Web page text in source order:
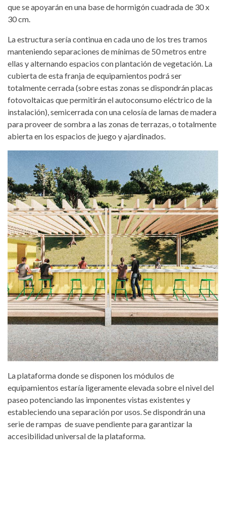
que se apoyarán en una base de hormigón cuadrada de 30 x
30 cm.
La estructura sería continua en cada uno de los tres tramos
manteniendo separaciones de mínimas de 50 metros entre
ellas y alternando espacios con plantación de vegetación. La
cubierta de esta franja de equipamientos podrá ser
totalmente cerrada (sobre estas zonas se dispondrán placas
fotovoltaicas que permitirán el autoconsumo eléctrico de la
instalación), semicerrada con una celosía de lamas de madera
para proveer de sombra a las zonas de terrazas, o totalmente
abierta en los espacios de juego y ajardinados.
650_x_650_palmetum_2.jpeg
La plataforma donde se disponen los módulos de
equipamientos estaría ligeramente elevada sobre el nivel del
paseo potenciando las imponentes vistas existentes y
estableciendo una separación por usos. Se dispondrán una
serie de rampas de suave pendiente para garantizar la
accesibilidad universal de la plataforma.